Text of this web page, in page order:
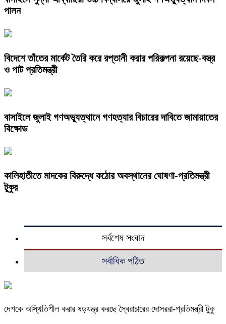
পালন
বিদেশে তাঁতের মার্কেট তৈরি করে রপ্তানী করার পরিকল্পনা রয়েছে-বস্ত্র
ও পাট প্রতিমন্ত্রী
বাসাইলে জুলাই গণঅভ্যুত্থানে গণহত্যার বিচারের দাবিতে জামায়াতের
বিক্ষোভ
কালিহাতীতে মাদকের বিরুদ্ধে কঠোর অবস্থানের ঘোষণা-প্রতিমন্ত্রী
টুকুর
সর্বশেষ সংবাদ
সর্বাধিক পঠিত
দেশকে অস্থিতিশীল করার ষড়যন্ত্র করছে স্বৈরাচারের দোসররা-প্রতিমন্ত্রী টুকু